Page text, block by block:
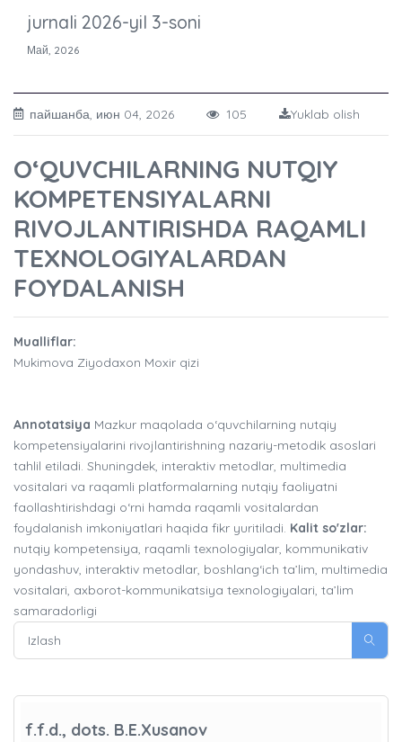
jurnali 2026-yil 3-soni
Май, 2026
пайшанба, июн 04, 2026 105 Yuklab olish
O‘QUVCHILARNING NUTQIY
KOMPETENSIYALARNI
RIVOJLANTIRISHDA RAQAMLI
TEXNOLOGIYALARDAN
FOYDALANISH
Mualliflar:
Mukimova Ziyodaxon Moxir qizi
Annotatsiya Mazkur maqolada o‘quvchilarning nutqiy
kompetensiyalarini rivojlantirishning nazariy-metodik asoslari
tahlil etiladi. Shuningdek, interaktiv metodlar, multimedia
vositalari va raqamli platformalarning nutqiy faoliyatni
faollashtirishdagi o‘rni hamda raqamli vositalardan
foydalanish imkoniyatlari haqida fikr yuritiladi. Kalit so'zlar:
nutqiy kompetensiya, raqamli texnologiyalar, kommunikativ
yondashuv, interaktiv metodlar, boshlang‘ich ta’lim, multimedia
vositalari, axborot-kommunikatsiya texnologiyalari, ta’lim
samaradorligi
f.f.d., dots. B.E.Xusanov